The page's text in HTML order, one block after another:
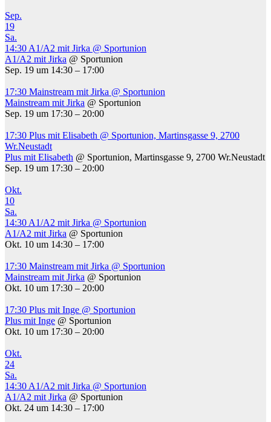
Sep.
19
Sa.
14:30 A1/A2 mit Jirka @ Sportunion
A1/A2 mit Jirka @ Sportunion
Sep. 19 um 14:30 – 17:00
17:30 Mainstream mit Jirka @ Sportunion
Mainstream mit Jirka @ Sportunion
Sep. 19 um 17:30 – 20:00
17:30 Plus mit Elisabeth @ Sportunion, Martinsgasse 9, 2700
Wr.Neustadt
Plus mit Elisabeth @ Sportunion, Martinsgasse 9, 2700 Wr.Neustadt
Sep. 19 um 17:30 – 20:00
Okt.
10
Sa.
14:30 A1/A2 mit Jirka @ Sportunion
A1/A2 mit Jirka @ Sportunion
Okt. 10 um 14:30 – 17:00
17:30 Mainstream mit Jirka @ Sportunion
Mainstream mit Jirka @ Sportunion
Okt. 10 um 17:30 – 20:00
17:30 Plus mit Inge @ Sportunion
Plus mit Inge @ Sportunion
Okt. 10 um 17:30 – 20:00
Okt.
24
Sa.
14:30 A1/A2 mit Jirka @ Sportunion
A1/A2 mit Jirka @ Sportunion
Okt. 24 um 14:30 – 17:00